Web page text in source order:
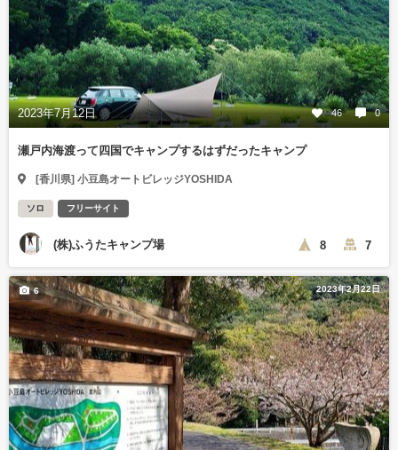
2023年7月12日 46 0
瀬戸内海渡って四国でキャンプするはずだったキャンプ
[香川県] 小豆島オートビレッジYOSHIDA
ソロ フリーサイト
(株)ふうたキャンプ場 8 7
2023年2月22日
6